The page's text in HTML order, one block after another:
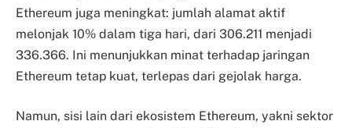
Ethereum juga meningkat: jumlah alamat aktif
melonjak 10% dalam tiga hari, dari 306.211 menjadi
336.366. Ini menunjukkan minat terhadap jaringan
Ethereum tetap kuat, terlepas dari gejolak harga.
Namun, sisi lain dari ekosistem Ethereum, yakni sektor